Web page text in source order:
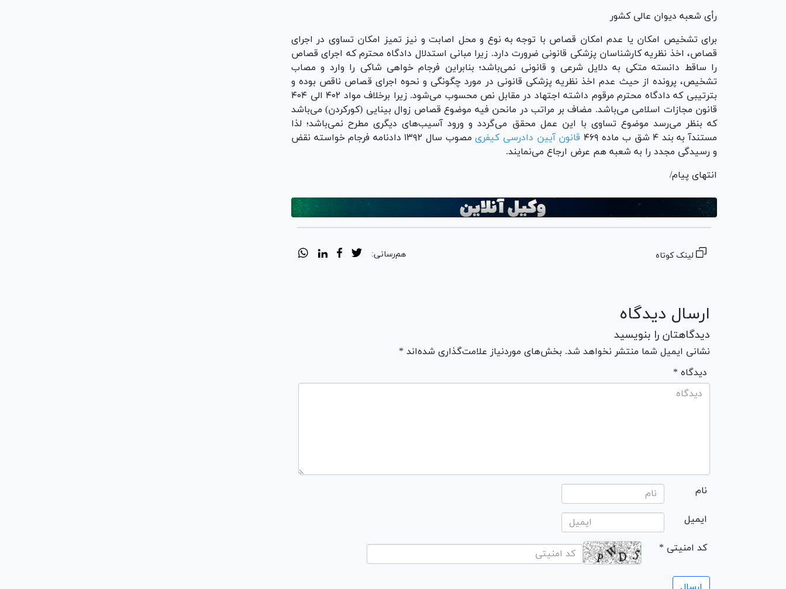
رأی شعبه دیوان عالی کشور
برای تشخیص امکان یا عدم امکان قصاص با توجه به نوع و محل اصابت و نیز تمیز امکان تساوی در اجرای
قصاص، اخذ نظریه کارشناسان پزشکی قانونی ضرورت دارد. زیرا مبانی استدلال دادگاه محترم که اجرای قصاص
را ساقط دانسته متکی به دلایل شرعی و قانونی نمی‌باشد؛ بنابراین فرجام خواهی شاکی را وارد و مصاب
تشخیص، پرونده از حیث عدم اخذ نظریه پزشکی قانونی در مورد چگونگی و نحوه اجرای قصاص ناقص بوده و
بترتیبی که دادگاه محترم مرقوم داشته اجتهاد در مقابل نص محسوب می‌شود. زیرا برخلاف مواد ۴۰۲ الی ۴۰۴
قانون مجازات اسلامی می‌باشد. مضاف بر مراتب در مانحن فیه موضوع قصاص زوال بینایی (کورکردن) می‌باشد
که بنظر می‌رسد موضوع تساوی با این عمل محقق می‌گردد و ورود آسیب‌های دیگری مطرح نمی‌باشد؛ لذا
مستندآ به بند ۴ شق ب ماده ۴۶۹
قانون آیین دادرسی کیفری
مصوب سال ۱۳۹۲ دادنامه فرجام خواسته نقض
و رسیدگی مجدد را به شعبه هم عرض ارجاع می‌نمایند.
انتهای پیام/
لینک کوتاه هم‌رسانی:
ارسال دیدگاه
دیدگاهتان را بنویسید
نشانی ایمیل شما منتشر نخواهد شد. بخش‌های موردنیاز علامت‌گذاری شده‌اند *
* دیدگاه
نام
ایمیل
* کد امنیتی